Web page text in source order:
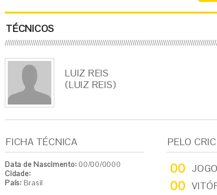
TÉCNICOS
LUIZ REIS
(LUIZ REIS)
FICHA TÉCNICA
Data de Nascimento: 00/00/0000
Cidade:
País: Brasil
PELO
00
00